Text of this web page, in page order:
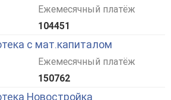
Ежемесячный платёж
104451
с мат.капиталом
Ежемесячный платёж
150762
Новостройка